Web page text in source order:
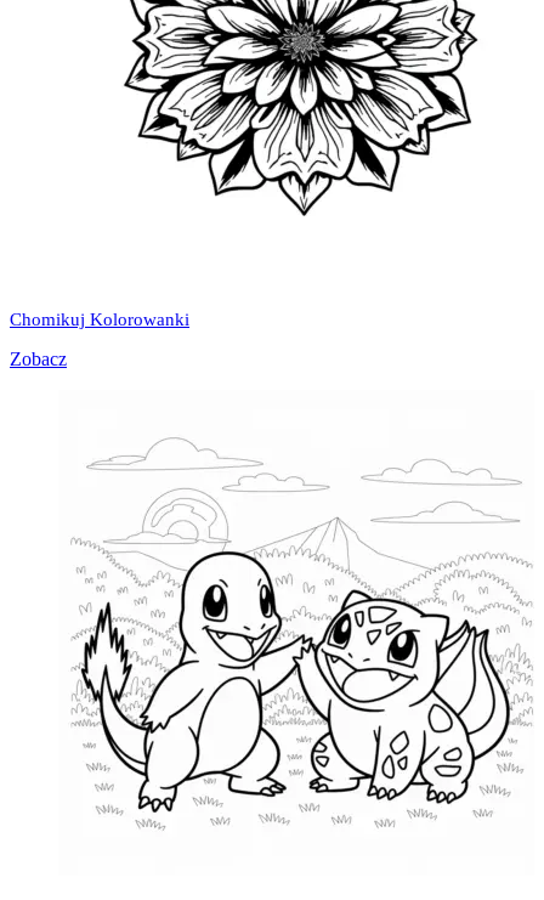
Chomikuj Kolorowanki
Zobacz